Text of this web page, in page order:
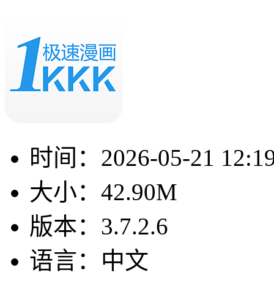
时间： 2026-05-21
大小： 42.90M
版本： 3.7.2.6
语言： 中文